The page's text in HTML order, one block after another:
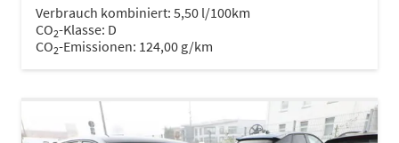
Verbrauch kombiniert: 5,50 l/100km
CO2-Klasse: D
CO2-Emissionen: 124,00 g/km